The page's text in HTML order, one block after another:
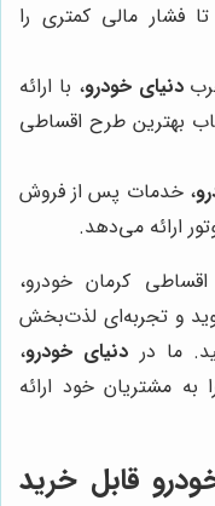
فشار مالی کمتری را
دنیای خودرو، با ارائه
بهترین طرح اقساطی
، خدمات پس از فروش
ارائه می‌دهد.
کرمان خودرو،
و تجربه‌ای لذت‌بخش
ما در دنیای خودرو،
به مشتریان خود ارائه
قابل خرید